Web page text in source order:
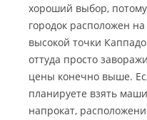
хороший выбор,
городок расположен
высокой точки
оттуда просто
цены конечно выше.
планируете взять
напрокат,